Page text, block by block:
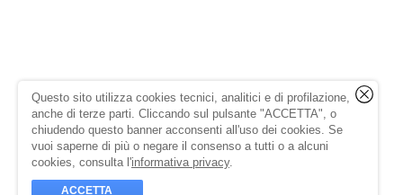
Questo sito utilizza cookies tecnici, analitici e di profilazione,
anche di terze parti. Cliccando sul pulsante "ACCETTA", o
chiudendo questo banner acconsenti all'uso dei cookies. Se
vuoi saperne di più o negare il consenso a tutti o a alcuni
cookies, consulta l'informativa privacy.
ACCETTA